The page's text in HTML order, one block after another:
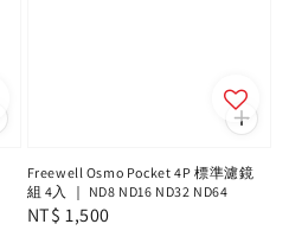
Freewell Osmo Pocket 4P 標準濾鏡
組 4入 ｜ ND8 ND16 ND32 ND64
Regular
NT$ 1,500